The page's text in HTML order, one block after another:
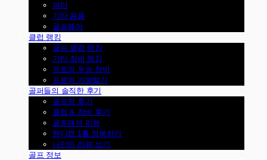
퍼터
기타 용품
골프웨어
클럽 랭킹
골프 클럽 랭킹
기타 장비 랭킹
프로의 우승 장비
프로의 가방털기
골퍼들의 솔직한 후기
골프장 후기
클럽 & 장비 후기
골프패션 리뷰
핸디캡 1홀 정복하기
나만의 리뷰 쓰기
골프 정보